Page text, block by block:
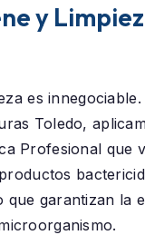
y
es
Toledo,
Profesional que
garantizan la